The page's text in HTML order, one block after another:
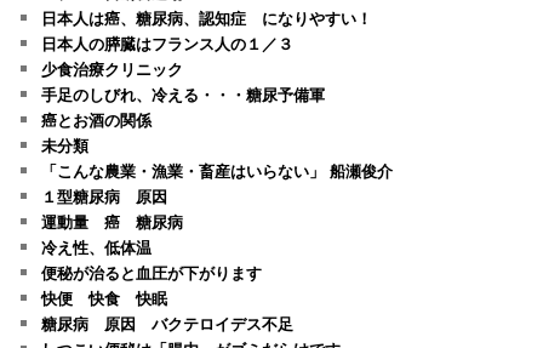
日本人は癌、糖尿病、認知症 になりやすい！
日本人の膵臓はフランス人の１／３
少食治療クリニック
手足のしびれ、冷える・・・糖尿予備軍
癌とお酒の関係
未分類
「こんな農業・漁業・畜産はいらない」 船瀬俊介
１型糖尿病 原因
運動量 癌 糖尿病
冷え性、低体温
便秘が治ると血圧が下がります
快便 快食 快眠
糖尿病 原因 バクテロイデス不足